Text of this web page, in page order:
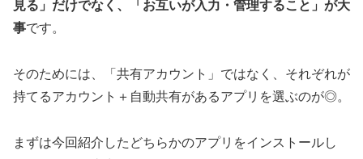
見る」だけでなく、「お互いが入力・管理すること」が大
事です。
そのためには、「共有アカウント」ではなく、それぞれが
持てるアカウント＋自動共有があるアプリを選ぶのが◎。
まずは今回紹介したどちらかのアプリをインストールし